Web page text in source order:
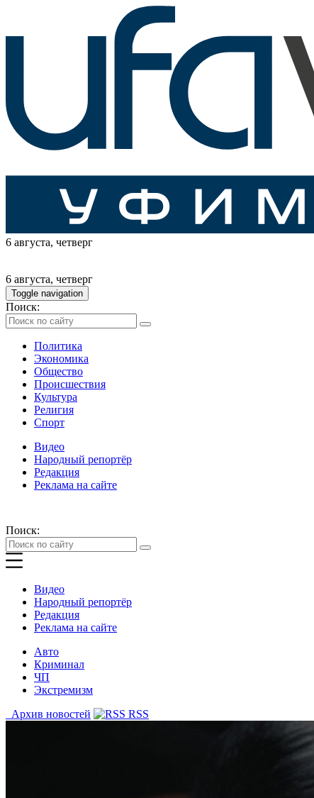
6 августа, четверг
6 августа, четверг
Toggle navigation
Поиск:
Политика
Экономика
Общество
Происшествия
Культура
Религия
Спорт
Видео
Народный репортёр
Редакция
Реклама на сайте
Поиск:
Видео
Народный репортёр
Редакция
Реклама на сайте
Авто
Криминал
ЧП
Экстремизм
Архив новостей
RSS